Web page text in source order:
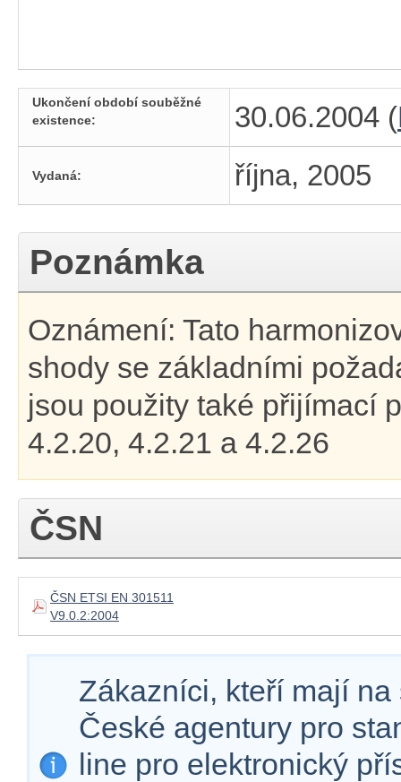
Ukončení období souběžné
existence:
30.06.2004 (
Vydaná: října, 2005
Poznámka
Oznámení: Tato
shody se základními
jsou použity také přijímací
4.2.20, 4.2.21 a 4.2.26
ČSN
ČSN ETSI EN 301511
V9.0.2:2004
Zákazníci, kteří mají
České agentury pro
line pro elektronický